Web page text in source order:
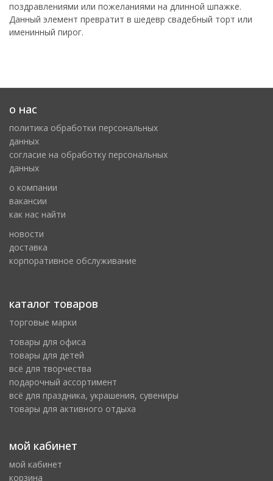
поздравлениями или пожеланиями на длинной шпажке.
Данный элемент превратит в шедевр свадебный торт или
именинный пирог.
о нас
политика обработки персональных
данных
cогласие на обработку персональных
данных
о компании
вакансии
как нас найти
новости
доставка
корпоративное обслуживание
каталог товаров
торговые марки
товары для офиса
товары для детей
всё для творчества
подарочный ассортимент
всё для праздника, украшения, сувениры
товары для активного отдыха
мой кабинет
мой кабинет
корзина